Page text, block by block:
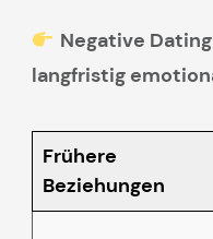
Negative
langfristig
Frühere
Beziehungen